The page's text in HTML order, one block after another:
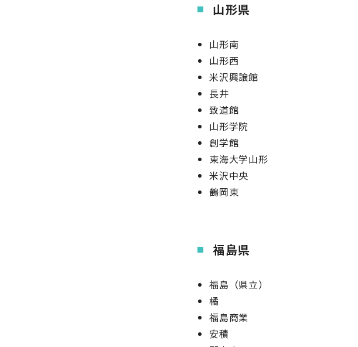
山形県
山形南
山形西
米沢興譲館
長井
致道館
山形学院
創学館
東海大学山形
米沢中央
鶴岡東
福島県
福島（県立）
橘
福島商業
安積